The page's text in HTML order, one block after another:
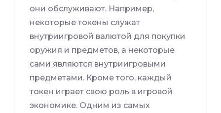
они обслуживают. Например,
некоторые токены служат
внутриигровой валютой для покупки
оружия и предметов, а некоторые
сами являются внутриигровыми
предметами. Кроме того, каждый
токен играет свою роль в игровой
экономике. Одним из самых